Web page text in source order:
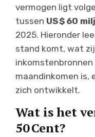
vermogen ligt
tussen US $ 60
2025. Hieronder
stand komt, wat
maandinkomen is,
zich ontwikkelt.
Wat is het
50 Cent?